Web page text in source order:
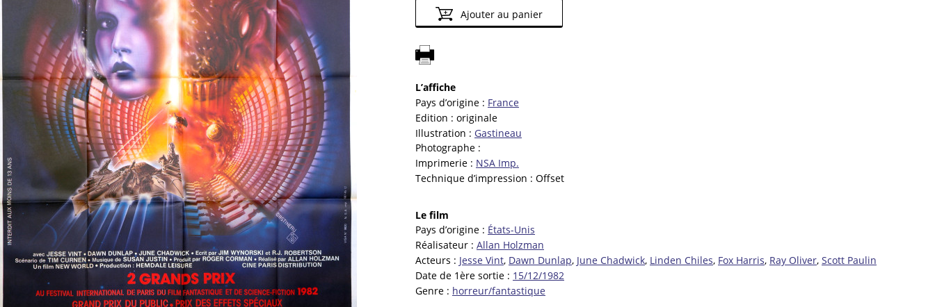
Ajouter au panier
L’affiche
Pays d’origine : France
Edition : originale
Illustration : Gastineau
Photographe :
Imprimerie : NSA Imp.
Technique d’impression : Offset
Le film
Pays d’origine : États-Unis
Réalisateur : Allan Holzman
Acteurs : Jesse Vint, Dawn Dunlap, June Chadwick, Linden Chiles, Fox Harris, Ray Oliver, Scott Paulin
Date de 1ère sortie : 15/12/1982
Genre : horreur/fantastique